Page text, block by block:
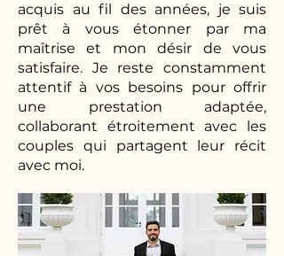
acquis au fil des années, je suis
prêt à vous étonner par ma
maîtrise et mon désir de vous
satisfaire. Je reste constamment
attentif à vos besoins pour offrir
une prestation adaptée,
collaborant étroitement avec les
couples qui partagent leur récit
avec moi.